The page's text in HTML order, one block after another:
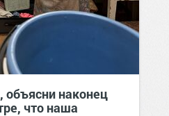
объясни наконец
что наша